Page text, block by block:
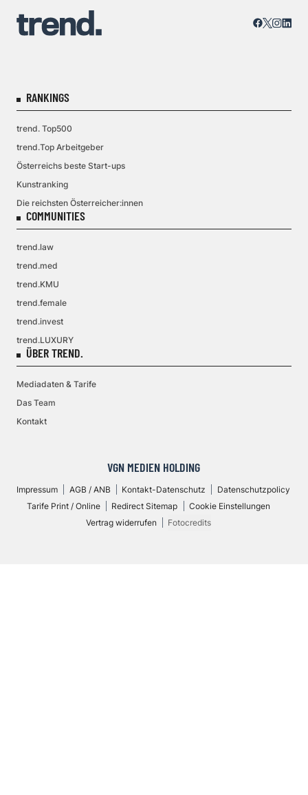
RANKINGS
trend. Top500
trend.Top Arbeitgeber
Österreichs beste Start-ups
Kunstranking
Die reichsten Österreicher:innen
COMMUNITIES
trend.law
trend.med
trend.KMU
trend.female
trend.invest
trend.LUXURY
ÜBER TREND.
Mediadaten & Tarife
Das Team
Kontakt
VGN MEDIEN HOLDING
Impressum AGB / ANB Kontakt-Datenschutz
Datenschutzpolicy
Tarife Print / Online
Redirect Sitemap
Cookie Einstellungen
Vertrag widerrufen
Fotocredits